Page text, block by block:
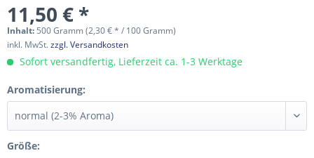
11,50 € *
Inhalt: 500 Gramm (2,30 € * / 100 Gramm)
inkl. MwSt.zzgl. Versandkosten
Sofort versandfertig, Lieferzeit ca. 1-3 Werktage
Aromatisierung:
Größe: